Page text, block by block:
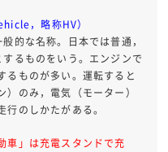
，略称HV）
的な名称。日本では普通，
るものをいう。エンジンで
るものが多い。運転すると
のみ，電気（モーター）
のしかたがある。
車」は充電スタンドで充